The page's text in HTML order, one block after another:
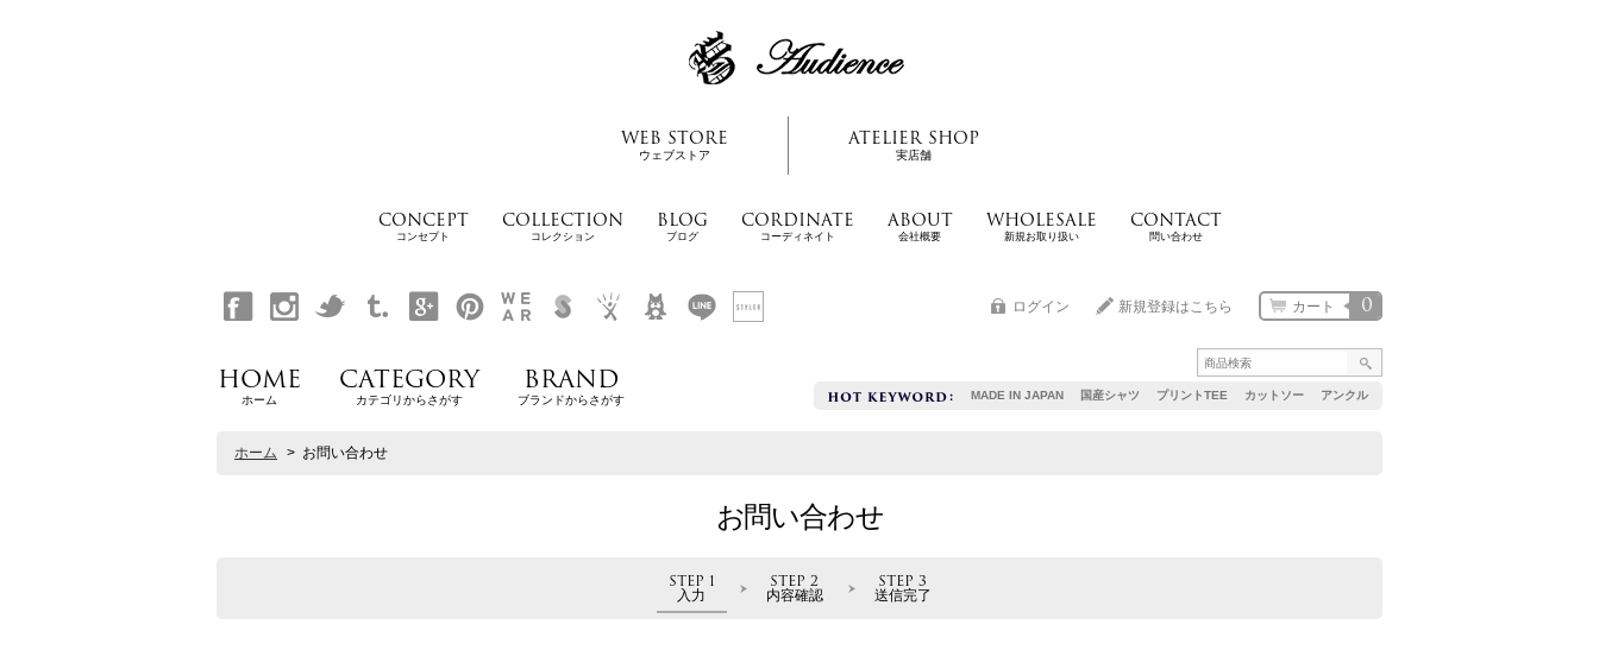
WEB STORE
ウェブストア
ATELIER SHOP
実店舗
CONCEPT
コンセプト
COLLECTION
コレクション
BLOG
ブログ
CORDINATE
コーディネイト
ABOUT
会社概要
WHOLESALE
新規お取り扱い
CONTACT
問い合わせ
MADE IN JAPAN 国産シャツ プリントTEE カットソー アンクル
0
カート
ログイン 新規登録はこちら
HOME
ホーム
CATEGORY
カテゴリからさがす
BRAND
ブランドからさがす
ホーム > お問い合わせ
お問い合わせ
STEP 1
入力
STEP 2
内容確認
STEP 3
送信完了